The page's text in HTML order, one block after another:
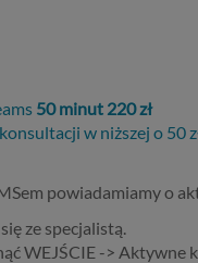
50 minut 220 zł
w niższej o 50
powiadamiamy o
ze specjalistą.
WEJŚCIE ->